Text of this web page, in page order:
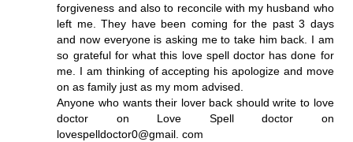
forgiveness and also to reconcile with my husband who
left me. They have been coming for the past 3 days
and now everyone is asking me to take him back. I am
so grateful for what this love spell doctor has done for
me. I am thinking of accepting his apologize and move
on as family just as my mom advised.
Anyone who wants their lover back should write to love
doctor on Love Spell doctor on
lovespelldoctor0@gmail. com